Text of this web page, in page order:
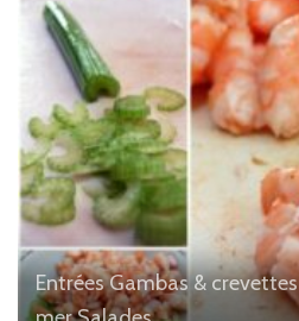
EntréesGambas & crevettes